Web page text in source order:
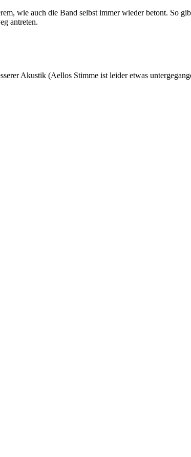
wie auch die Band selbst immer wieder betont. So
antreten.
Akustik (Aellos Stimme ist leider etwas